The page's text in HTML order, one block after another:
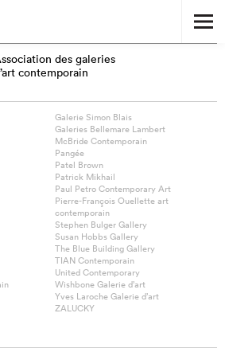
des galeries
contemporain
Galerie Simon Blais
Galeries Bellemare Lambert
McBride Contemporain
Pangée
Patel Brown
Patrick Mikhail
Paul Petro Contemporary Art
Pierre-François Ouellette art
contemporain
Stephen Bulger Gallery
Susan Hobbs Gallery
The Blue Building Gallery
TIAN Contemporain
United Contemporary
Wishbone Galerie d’art
Yves Laroche Galerie d’art
ZALUCKY